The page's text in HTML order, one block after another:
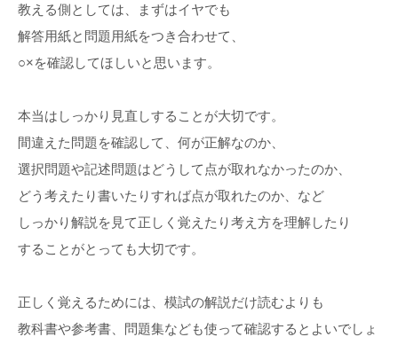
教える側としては、まずはイヤでも
解答用紙と問題用紙をつき合わせて、
○×を確認してほしいと思います。
本当はしっかり見直しすることが大切です。
間違えた問題を確認して、何が正解なのか、
選択問題や記述問題はどうして点が取れなかったのか、
どう考えたり書いたりすれば点が取れたのか、など
しっかり解説を見て正しく覚えたり考え方を理解したり
することがとっても大切です。
正しく覚えるためには、模試の解説だけ読むよりも
教科書や参考書、問題集なども使って確認するとよいでしょ